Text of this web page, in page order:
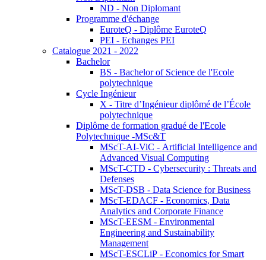
ND - Non Diplomant
Programme d'échange
EuroteQ - Diplôme EuroteQ
PEI - Echanges PEI
Catalogue 2021 - 2022
Bachelor
BS - Bachelor of Science de l'Ecole
polytechnique
Cycle Ingénieur
X - Titre d’Ingénieur diplômé de l’École
polytechnique
Diplôme de formation gradué de l'Ecole
Polytechnique -MSc&T
MScT-AI-ViC - Artificial Intelligence and
Advanced Visual Computing
MScT-CTD - Cybersecurity : Threats and
Defenses
MScT-DSB - Data Science for Business
MScT-EDACF - Economics, Data
Analytics and Corporate Finance
MScT-EESM - Environmental
Engineering and Sustainability
Management
MScT-ESCLiP - Economics for Smart